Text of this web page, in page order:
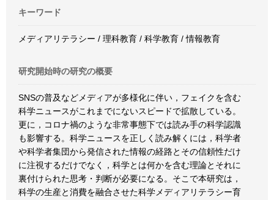
キーワード
メディアリテラシー / 理科教育 / 科学教育 / 情報教育
研究開始時の研究の概要
SNSの普及などメディアが多様化に伴い，フェイクを含む
科学ニュースがこれまでにないスピードで拡散している。
更に，コロナ禍のような非常事態下では読み手の科学認識
も影響する。科学ニュースを正しく読み解くには，科学者
や科学者集団から発信された情報の経路とその信頼性だけ
に注視するだけでなく，科学とは何かを含む理論とそれに
裏付けられた思考・判断が必要になる。そこで本研究は，
科学の生産と消費を融合させた科学メディアリテラシー育